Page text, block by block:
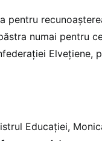
pentru
numai pentru
Elvețiene,
Educației,